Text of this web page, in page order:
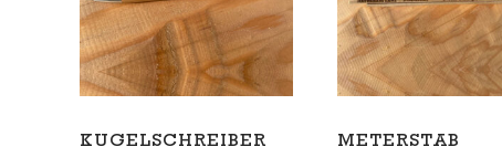
KUGELSCHREIBER METERSTAB